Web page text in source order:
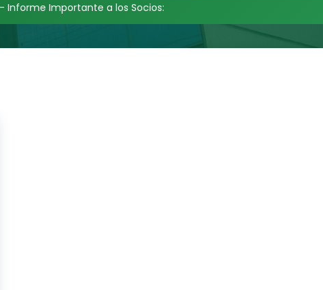
- Informe Importante a los Socios: